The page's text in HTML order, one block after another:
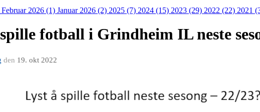
Februar 2026 (1) Januar 2026 (2) 2025 (7) 2024 (15) 2023 (29) 2022 (22) 2021
fotball i Grindheim IL neste
den 19. okt 2022